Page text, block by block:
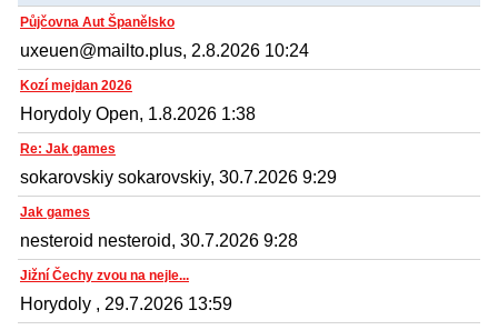
Půjčovna Aut Španělsko
uxeuen@mailto.plus, 2.8.2026 10:24
Kozí mejdan 2026
Horydoly Open, 1.8.2026 1:38
Re: Jak games
sokarovskiy sokarovskiy, 30.7.2026 9:29
Jak games
nesteroid nesteroid, 30.7.2026 9:28
Jižní Čechy zvou na nejle...
Horydoly , 29.7.2026 13:59